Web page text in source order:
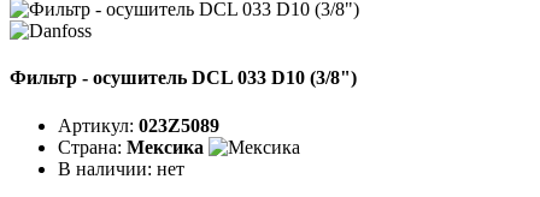
Фильтр - осушитель DCL 033 D10 (3/8")
Артикул: 023Z5089
Страна: Мексика
В наличии: нет